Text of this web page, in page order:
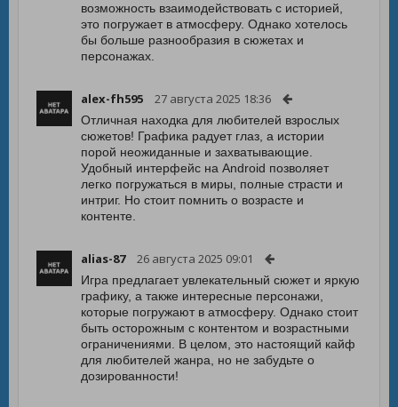
возможность взаимодействовать с историей,
это погружает в атмосферу. Однако хотелось
бы больше разнообразия в сюжетах и
персонажах.
alex-fh595 27 августа 2025 18:36
Отличная находка для любителей взрослых
сюжетов! Графика радует глаз, а истории
порой неожиданные и захватывающие.
Удобный интерфейс на Android позволяет
легко погружаться в миры, полные страсти и
интриг. Но стоит помнить о возрасте и
контенте.
alias-87 26 августа 2025 09:01
Игра предлагает увлекательный сюжет и яркую
графику, а также интересные персонажи,
которые погружают в атмосферу. Однако стоит
быть осторожным с контентом и возрастными
ограничениями. В целом, это настоящий кайф
для любителей жанра, но не забудьте о
дозированности!